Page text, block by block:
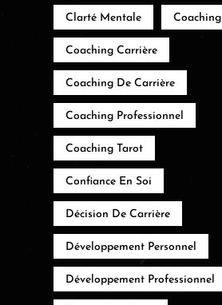
Clarté Mentale Coaching
Coaching Carrière
Coaching De Carrière
Coaching Professionnel
Coaching Tarot
Confiance En Soi
Décision De Carrière
Développement Personnel
Développement Professionnel